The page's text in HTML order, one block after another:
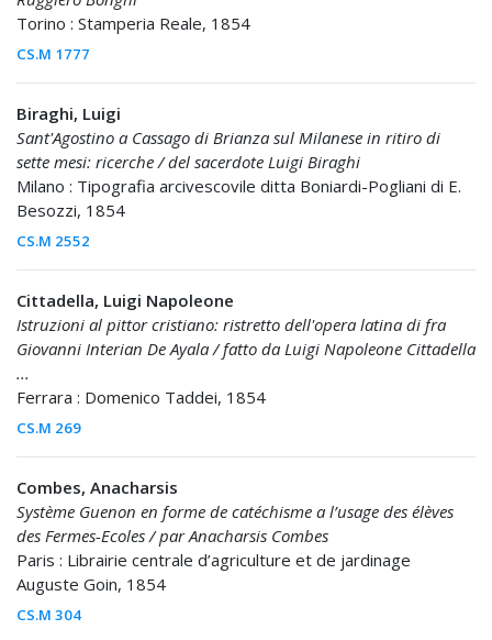
Torino : Stamperia Reale, 1854
CS.M 1777
Biraghi, Luigi
Sant'Agostino a Cassago di Brianza sul Milanese in ritiro di
sette mesi: ricerche / del sacerdote Luigi Biraghi
Milano : Tipografia arcivescovile ditta Boniardi-Pogliani di E.
Besozzi, 1854
CS.M 2552
Cittadella, Luigi Napoleone
Istruzioni al pittor cristiano: ristretto dell'opera latina di fra
Giovanni Interian De Ayala / fatto da Luigi Napoleone Cittadella
...
Ferrara : Domenico Taddei, 1854
CS.M 269
Combes, Anacharsis
Système Guenon en forme de catéchisme a l’usage des élèves
des Fermes-Ecoles / par Anacharsis Combes
Paris : Librairie centrale d’agriculture et de jardinage
Auguste Goin, 1854
CS.M 304